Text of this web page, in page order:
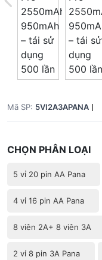
Mã SP: 5VI2A3APANA
CHỌN PHÂN LOẠI
5 vỉ 20 pin AA Pana
4 vỉ 16 pin AA Pana
8 viên 2A+ 8 viên 3A
2 vỉ 8 pin 3A Pana
Tổng giá